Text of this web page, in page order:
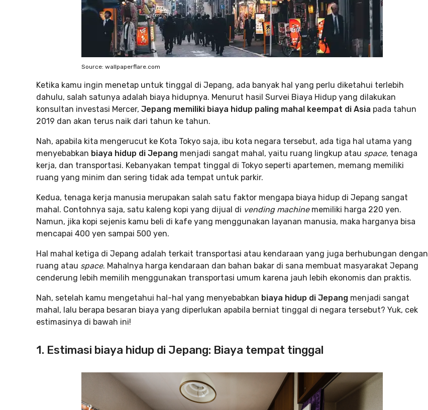
Source: wallpaperflare.com
Ketika kamu ingin menetap untuk tinggal di Jepang, ada banyak hal yang perlu diketahui terlebih
dahulu, salah satunya adalah biaya hidupnya. Menurut hasil Survei Biaya Hidup yang dilakukan
konsultan investasi Mercer, Jepang memiliki biaya hidup paling mahal keempat di Asia pada tahun
2019 dan akan terus naik dari tahun ke tahun.
Nah, apabila kita mengerucut ke Kota Tokyo saja, ibu kota negara tersebut, ada tiga hal utama yang
menyebabkan biaya hidup di Jepang menjadi sangat mahal, yaitu ruang lingkup atau space, tenaga
kerja, dan transportasi. Kebanyakan tempat tinggal di Tokyo seperti apartemen, memang memiliki
ruang yang minim dan sering tidak ada tempat untuk parkir.
Kedua, tenaga kerja manusia merupakan salah satu faktor mengapa biaya hidup di Jepang sangat
mahal. Contohnya saja, satu kaleng kopi yang dijual di vending machine memiliki harga 220 yen.
Namun, jika kopi sejenis kamu beli di kafe yang menggunakan layanan manusia, maka harganya bisa
mencapai 400 yen sampai 500 yen.
Hal mahal ketiga di Jepang adalah terkait transportasi atau kendaraan yang juga berhubungan dengan
ruang atau space. Mahalnya harga kendaraan dan bahan bakar di sana membuat masyarakat Jepang
cenderung lebih memilih menggunakan transportasi umum karena jauh lebih ekonomis dan praktis.
Nah, setelah kamu mengetahui hal-hal yang menyebabkan biaya hidup di Jepang menjadi sangat
mahal, lalu berapa besaran biaya yang diperlukan apabila berniat tinggal di negara tersebut? Yuk, cek
estimasinya di bawah ini!
1. Estimasi biaya hidup di Jepang: Biaya tempat tinggal